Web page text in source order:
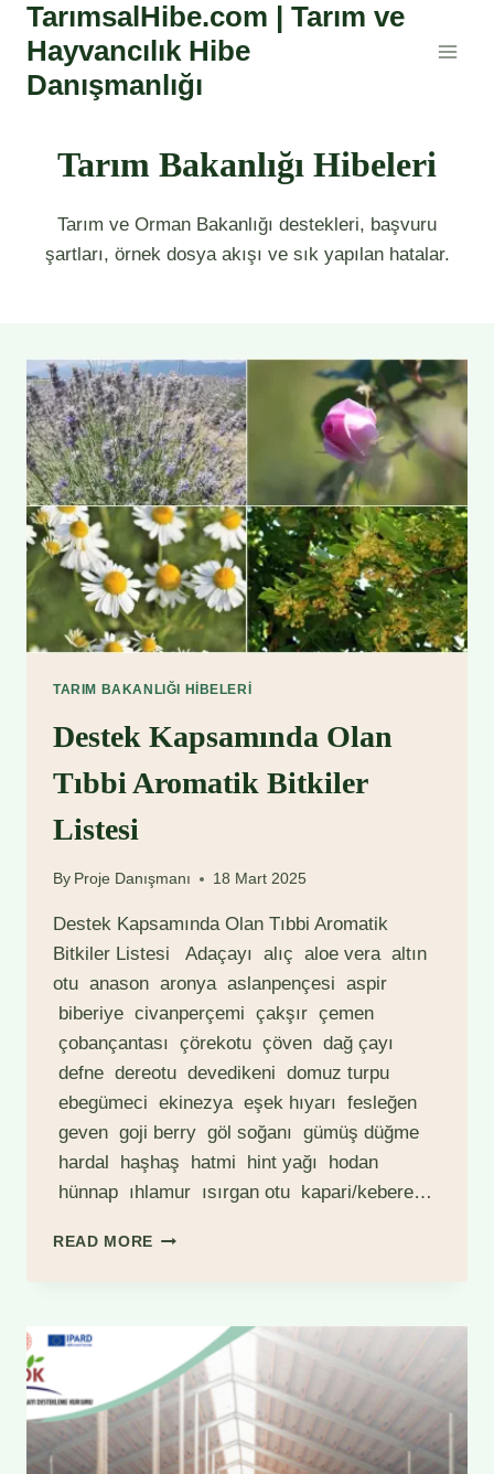
Skip
content
TarımsalHibe.com | Tarım ve
Hayvancılık Hibe
Danışmanlığı
Tarım Bakanlığı Hibeleri
Tarım ve Orman Bakanlığı destekleri, başvuru
şartları, örnek dosya akışı ve sık yapılan hatalar.
TARIM BAKANLIĞI HIBELERI
Destek Kapsamında Olan
Tıbbi Aromatik Bitkiler
Listesi
By Proje Danışmanı 18 Mart 2025
Destek Kapsamında Olan Tıbbi Aromatik
Bitkiler Listesi Adaçayı alıç aloe vera altın
otu anason aronya aslanpençesi aspir
biberiye civanperçemi çakşır çemen
çobançantası çörekotu çöven dağ çayı
defne dereotu devedikeni domuz turpu
ebegümeci ekinezya eşek hıyarı fesleğen
geven goji berry göl soğanı gümüş düğme
hardal haşhaş hatmi hint yağı hodan
hünnap ıhlamur ısırgan otu kapari/kebere…
READ MORE DESTEK
AROMATIK
BITKILER
LISTESI